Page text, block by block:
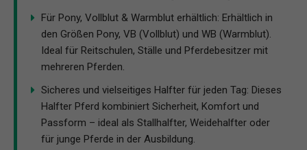
Für Pony, Vollblut & Warmblut erhältlich: Erhältlich in
den Größen Pony, VB (Vollblut) und WB (Warmblut).
Ideal für Reitschulen, Ställe und Pferdebesitzer mit
mehreren Pferden.
Sicheres und vielseitiges Halfter für jeden Tag: Dieses
Halfter Pferd kombiniert Sicherheit, Komfort und
Passform – ideal als Stallhalfter, Weidehalfter oder
für junge Pferde in der Ausbildung.